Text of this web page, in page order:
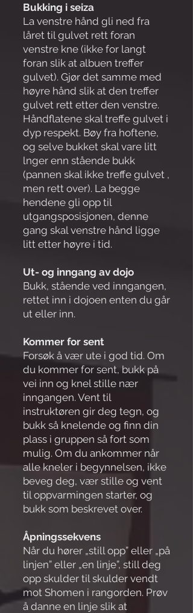
Bukking i seiza
La venstre hånd gli ned fra
låret til gulvet rett foran
venstre kne (ikke for langt
foran slik at albuen treffer
gulvet). Gjør det samme med
høyre hånd slik at den treffer
gulvet rett etter den venstre.
Håndflatene skal treffe gulvet i
dyp respekt. Bøy fra hoftene,
og selve bukket skal vare litt
lnger enn stående bukk
(pannen skal ikke treffe gulvet ,
men rett over). La begge
hendene gli opp til
utgangsposisjonen, denne
gang skal venstre hånd ligge
litt etter høyre i tid.
Ut- og inngang av dojo
Bukk, stående ved inngangen,
rettet inn i dojoen enten du går
ut eller inn.
Kommer for sent
Forsøk å vær ute i god tid. Om
du kommer for sent, bukk på
vei inn og knel stille nær
inngangen. Vent til
instruktøren gir deg tegn, og
bukk så knelende og finn din
plass i gruppen så fort som
mulig. Om du ankommer når
alle kneler i begynnelsen, ikke
beveg deg, vær stille og vent
til oppvarmingen starter, og
bukk som beskrevet over.
Åpningssekvens
Når du hører „still opp” eller „på
linjen” eller „en linje”, still deg
opp skulder til skulder vendt
mot Shomen i rangorden. Prøv
å danne en linje slik at